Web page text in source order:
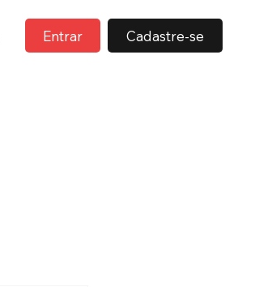
Entrar Cadastre-se